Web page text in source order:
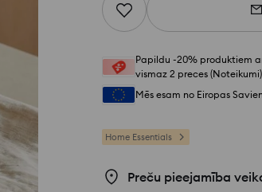
Papildu -20% produktiem
vismaz 2 preces (Noteikumi)
Mēs esam no Eiropas
Home Essentials
Preču pieejamība